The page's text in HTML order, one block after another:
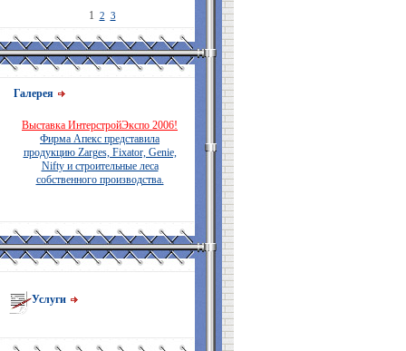
1 2 3
Галерея
Выставка ИнтерстройЭкспо 2006!
Фирма Апекс представила
продукцию Zarges, Fixator, Genie,
Nifty и строительные леса
собственного производства.
Услуги